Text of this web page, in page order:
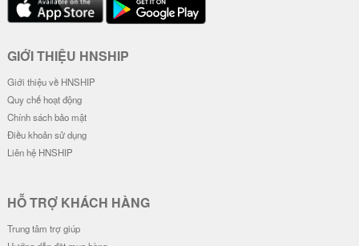
GIỚI THIỆU HNSHIP
Giới thiệu về HNSHIP
Quy chế hoạt động
Chính sách bảo mật
Điều khoản sử dụng
Liên hệ HNSHIP
HỖ TRỢ KHÁCH HÀNG
Trung tâm trợ giúp